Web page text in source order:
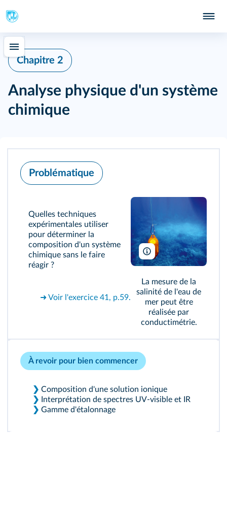
Chapitre 2
Analyse physique d'un système
chimique
Problématique
Quelles techniques
expérimentales utiliser
pour déterminer la
composition d'un système
chimique sans le faire
réagir ?
➜ Voir l'exercice 41, p.59.
Suzanne Long/Alamy
La mesure de la
salinité de l'eau de
mer peut être
réalisée par
conductimétrie.
À revoir pour bien commencer
❯ Composition d'une solution ionique
❯ Interprétation de spectres UV-visible et IR
❯ Gamme d'étalonnage